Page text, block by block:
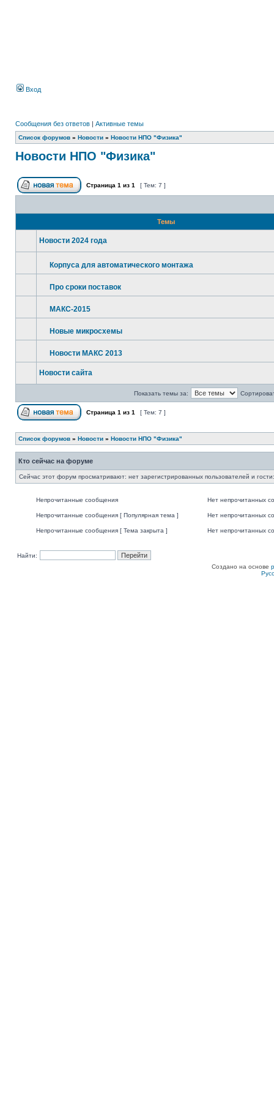
Вход
Сообщения без ответов | Активные темы
Список форумов » Новости » Новости НПО "Физика"
Новости НПО "Физика"
Страница 1 из 1 [ Тем: 7 ]
Темы
Новости 2024 года
Корпуса для автоматического монтажа
Про сроки поставок
МАКС-2015
Новые микросхемы
Новости МАКС 2013
Новости сайта
Показать темы за:
Страница 1 из 1 [ Тем: 7 ]
Список форумов » Новости » Новости НПО "Физика"
Кто сейчас на форуме
Сейчас этот форум просматривают: нет зарегистрированных пользователей и
Непрочитанные сообщения Нет непрочитанных
Непрочитанные сообщения [ Популярная тема ] Нет непрочитанных
Непрочитанные сообщения [ Тема закрыта ] Нет непрочитанных
Найти:
Создано на основе